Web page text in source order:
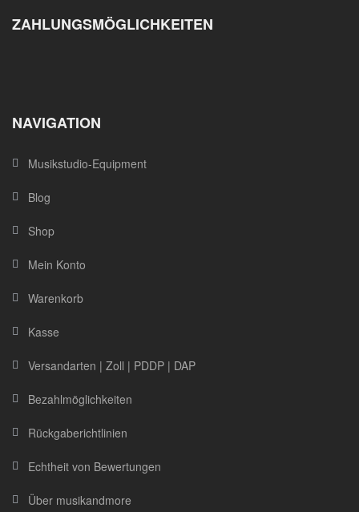
ZAHLUNGSMÖGLICHKEITEN
NAVIGATION
Musikstudio-Equipment
Blog
Shop
Mein Konto
Warenkorb
Kasse
Versandarten | Zoll | PDDP | DAP
Bezahlmöglichkeiten
Rückgaberichtlinien
Echtheit von Bewertungen
Über musikandmore